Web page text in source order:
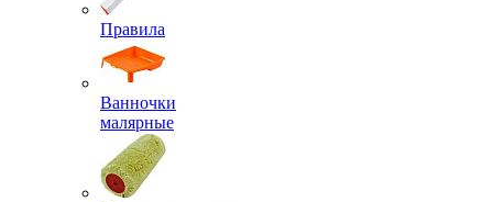
Правила
Ванночки
малярные